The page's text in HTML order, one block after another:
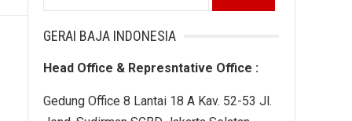
for:
GERAI BAJA INDONESIA
Head Office & Represntative Office :
Gedung Office 8 Lantai 18 A Kav. 52-53 Jl.